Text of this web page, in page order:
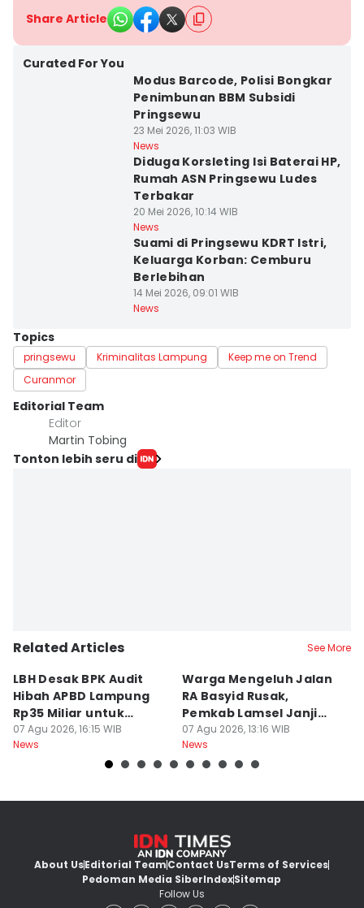
Share Article
Curated For You
Modus Barcode, Polisi Bongkar
Penimbunan BBM Subsidi
Pringsewu
23 Mei 2026, 11:03 WIB
News
Diduga Korsleting Isi Baterai HP,
Rumah ASN Pringsewu Ludes
Terbakar
20 Mei 2026, 10:14 WIB
News
Suami di Pringsewu KDRT Istri,
Keluarga Korban: Cemburu
Berlebihan
14 Mei 2026, 09:01 WIB
News
Topics
pringsewu Kriminalitas Lampung
Keep me on Trend
Curanmor
Editorial Team
Editor
Martin Tobing
Tonton lebih seru di
Related Articles See More
LBH Desak BPK Audit
Hibah APBD Lampung
Rp35 Miliar untuk
Kejaksaan
07 Agu 2026, 16:15 WIB
News
Warga Mengeluh Jalan
RA Basyid Rusak,
Pemkab Lamsel Janji
Segera Perbaiki
07 Agu 2026, 13:16 WIB
News
About UsEditorial TeamContact UsTerms of Services
Pedoman Media SiberIndexSitemap
Follow Us